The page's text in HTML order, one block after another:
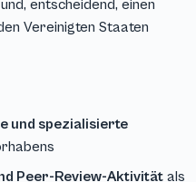
entscheidend, einen
Vereinigten Staaten
und spezialisierte
Peer-Review-Aktivität als